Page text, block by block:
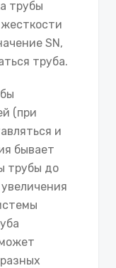
трубы
SN,
труба.
(при
и
бывает
трубы до